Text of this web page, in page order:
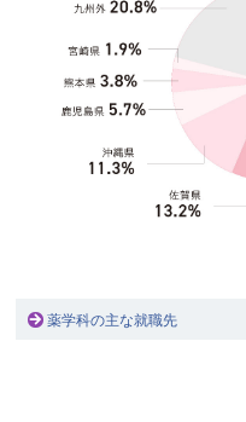
薬学科の主な就職先